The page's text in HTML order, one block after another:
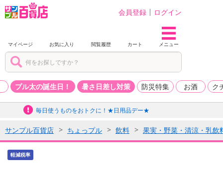
会員登録 ログイン
マイページ お気に入り 閲覧履歴 カート メニュー
プル太の誕生日！ 暑さ日差し対策 防災特集 お酒 ク
毎日使うものをおトクに！★日用品デー★
サンプル百貨店 ちょっプル 飲料 果実・野菜・清涼・乳飲
軽減税率